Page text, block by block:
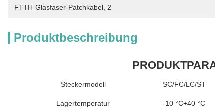
FTTH-Glasfaser-Patchkabel 2
Produktbeschreibung
Steckermodell SC/FC/LC/ST
Lagertemperatur -10 °C+40 °C